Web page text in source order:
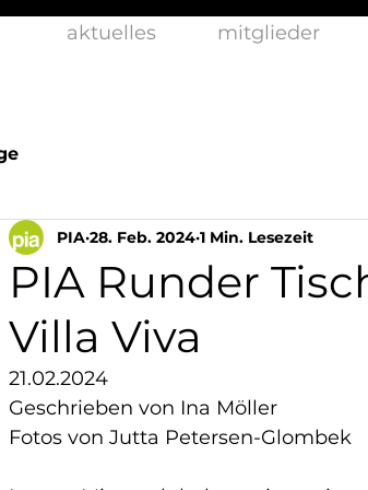
aktuelles mitglieder
PIA Runder
Villa Viva
PIA 28. Feb. 2024 1 Min. Lesezeit
21.02.2024
Geschrieben von Ina Möller
Fotos von Jutta Petersen-Glombek